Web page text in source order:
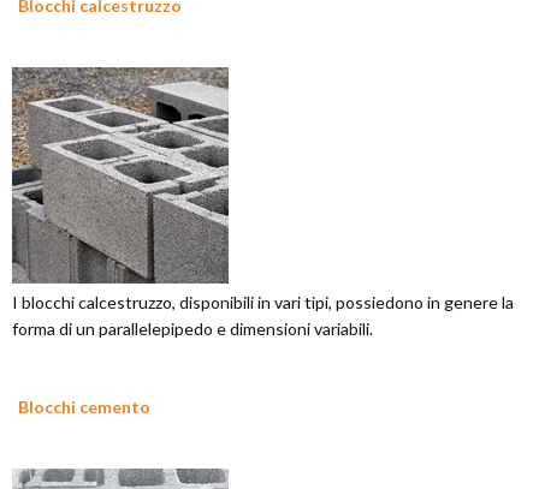
Blocchi calcestruzzo
I blocchi calcestruzzo, disponibili in vari tipi, possiedono in genere la
forma di un parallelepipedo e dimensioni variabili.
Blocchi cemento